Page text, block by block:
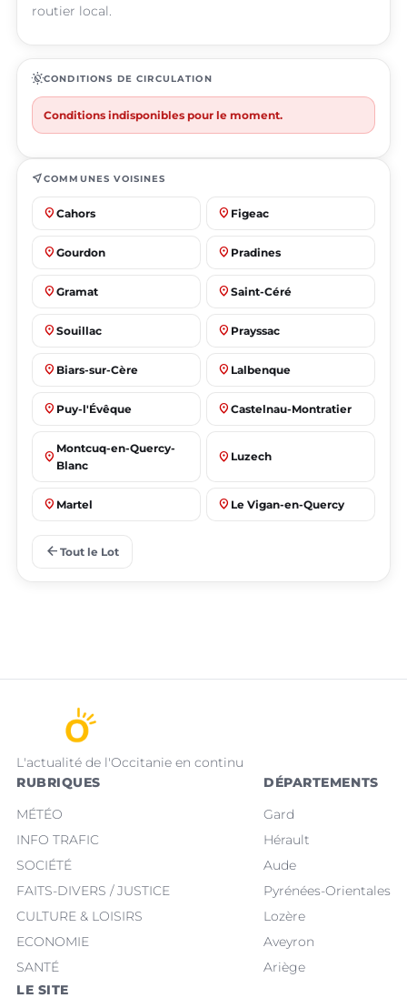
routier local.
routineCONDITIONS DE CIRCULATION
Conditions indisponibles pour le moment.
near_meCOMMUNES VOISINES
place Cahors place Figeac
place Gourdon place Pradines
place Gramat place Saint-Céré
place Souillac place Prayssac
place Biars-sur-Cère place Lalbenque
place Puy-l'Évêque place Castelnau-Montratier
place
Montcuq-en-Quercy-
Blanc
place Luzech
place Martel place Le Vigan-en-Quercy
place
arrow_back Tout le Lot
L'actualité de l'Occitanie en continu
RUBRIQUES
MÉTÉO
INFO TRAFIC
SOCIÉTÉ
FAITS-DIVERS / JUSTICE
CULTURE & LOISIRS
ECONOMIE
SANTÉ
DÉPARTEMENTS
Gard
Hérault
Aude
Pyrénées-Orientales
Lozère
Aveyron
Ariège
LE SITE